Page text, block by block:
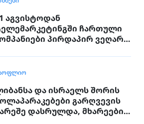
აგვისტოდან
ჩართული
პირდაპირ ვეღარ
და ისრაელს შორის
გარღვევის
დასრულდა, მხარეები